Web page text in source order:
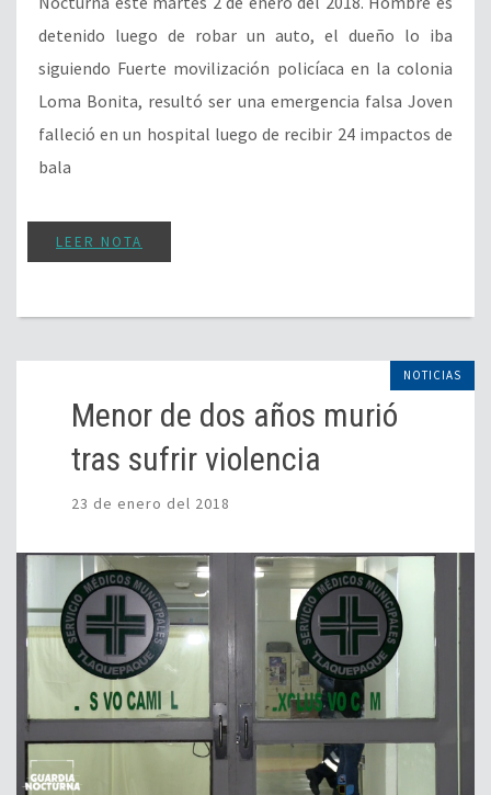
detenido luego de robar un auto, el dueño lo iba
siguiendo Fuerte movilización policíaca en la colonia
Loma Bonita, resultó ser una emergencia falsa Joven
falleció en un hospital luego de recibir 24 impactos de
bala
LEER NOTA
NOTICIAS
Menor de dos años murió
tras sufrir violencia
23 de enero del 2018